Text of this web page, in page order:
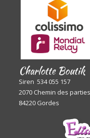
Charlotte Boutik
Siren 534 055 157
2070 Chemin des
84220 Gordes